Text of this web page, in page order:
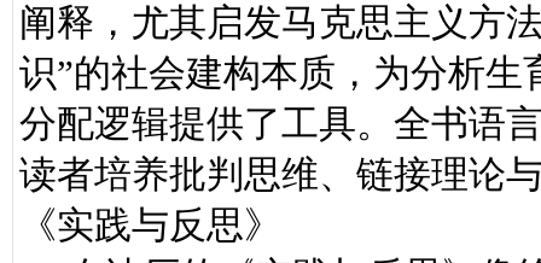
阐释，尤其启发马克思主义方
识”的社会建构本质，为分析
分配逻辑提供了工具。全书语
读者培养批判思维、链接理论
《实践与反思》